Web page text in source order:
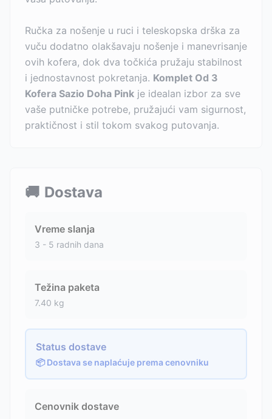
Ručka za nošenje u ruci i teleskopska drška za
vuču dodatno olakšavaju nošenje i manevrisanje
ovih kofera, dok dva točkića pružaju stabilnost
i jednostavnost pokretanja. Komplet Od 3
Kofera Sazio Doha Pink je idealan izbor za sve
vaše putničke potrebe, pružajući vam sigurnost,
praktičnost i stil tokom svakog putovanja.
🚚 Dostava
Vreme slanja
3 - 5 radnih dana
Težina paketa
7.40 kg
Status dostave
📦 Dostava se naplaćuje prema cenovniku
Cenovnik dostave